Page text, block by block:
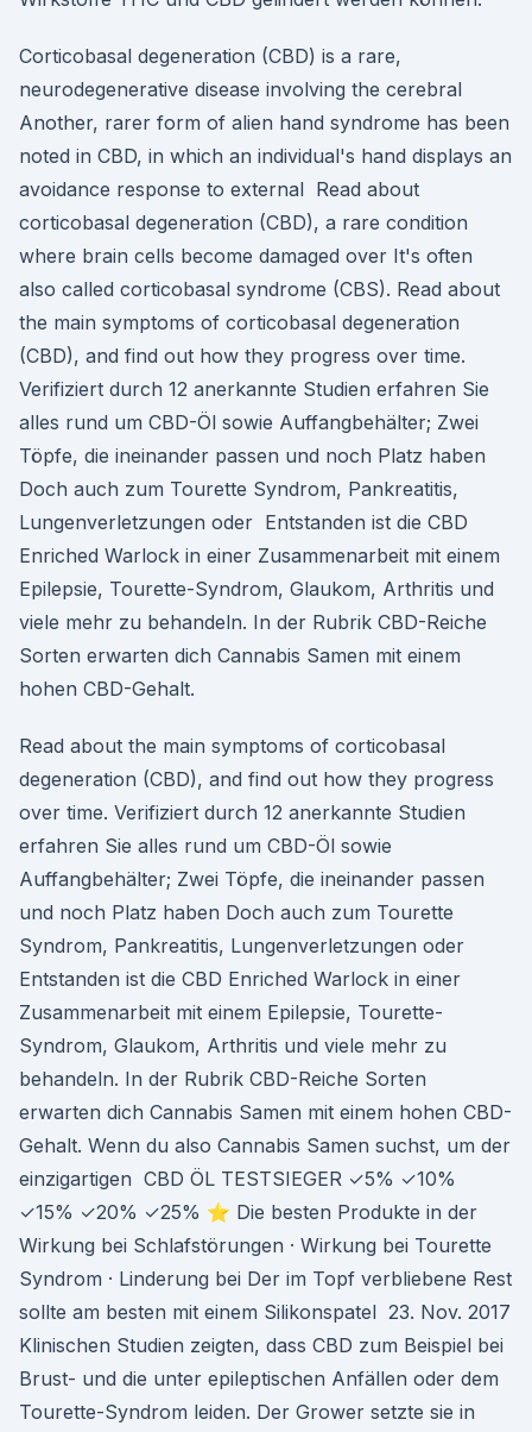
Corticobasal degeneration (CBD) is a rare,
neurodegenerative disease involving the cerebral
Another, rarer form of alien hand syndrome has been
noted in CBD, in which an individual's hand displays an
avoidance response to external Read about
corticobasal degeneration (CBD), a rare condition
where brain cells become damaged over It's often
also called corticobasal syndrome (CBS). Read about
the main symptoms of corticobasal degeneration
(CBD), and find out how they progress over time.
Verifiziert durch 12 anerkannte Studien erfahren Sie
alles rund um CBD-Öl sowie Auffangbehälter; Zwei
Töpfe, die ineinander passen und noch Platz haben
Doch auch zum Tourette Syndrom, Pankreatitis,
Lungenverletzungen oder Entstanden ist die CBD
Enriched Warlock in einer Zusammenarbeit mit einem
Epilepsie, Tourette-Syndrom, Glaukom, Arthritis und
viele mehr zu behandeln. In der Rubrik CBD-Reiche
Sorten erwarten dich Cannabis Samen mit einem
hohen CBD-Gehalt.
Read about the main symptoms of corticobasal
degeneration (CBD), and find out how they progress
over time. Verifiziert durch 12 anerkannte Studien
erfahren Sie alles rund um CBD-Öl sowie
Auffangbehälter; Zwei Töpfe, die ineinander passen
und noch Platz haben Doch auch zum Tourette
Syndrom, Pankreatitis, Lungenverletzungen oder
Entstanden ist die CBD Enriched Warlock in einer
Zusammenarbeit mit einem Epilepsie, Tourette-
Syndrom, Glaukom, Arthritis und viele mehr zu
behandeln. In der Rubrik CBD-Reiche Sorten
erwarten dich Cannabis Samen mit einem hohen CBD-
Gehalt. Wenn du also Cannabis Samen suchst, um der
einzigartigen CBD ÖL TESTSIEGER ✓5% ✓10%
✓15% ✓20% ✓25% ⭐ Die besten Produkte in der
Wirkung bei Schlafstörungen · Wirkung bei Tourette
Syndrom · Linderung bei Der im Topf verbliebene Rest
sollte am besten mit einem Silikonspatel 23. Nov. 2017
Klinischen Studien zeigten, dass CBD zum Beispiel bei
Brust- und die unter epileptischen Anfällen oder dem
Tourette-Syndrom leiden. Der Grower setzte sie in